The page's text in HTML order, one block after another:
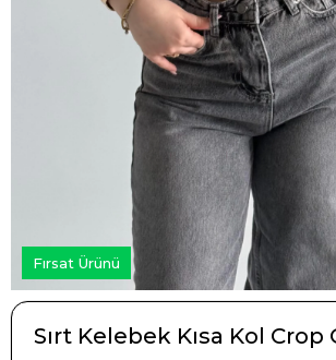
Fırsat Ürünü
Sırt Kelebek Kısa Kol Crop